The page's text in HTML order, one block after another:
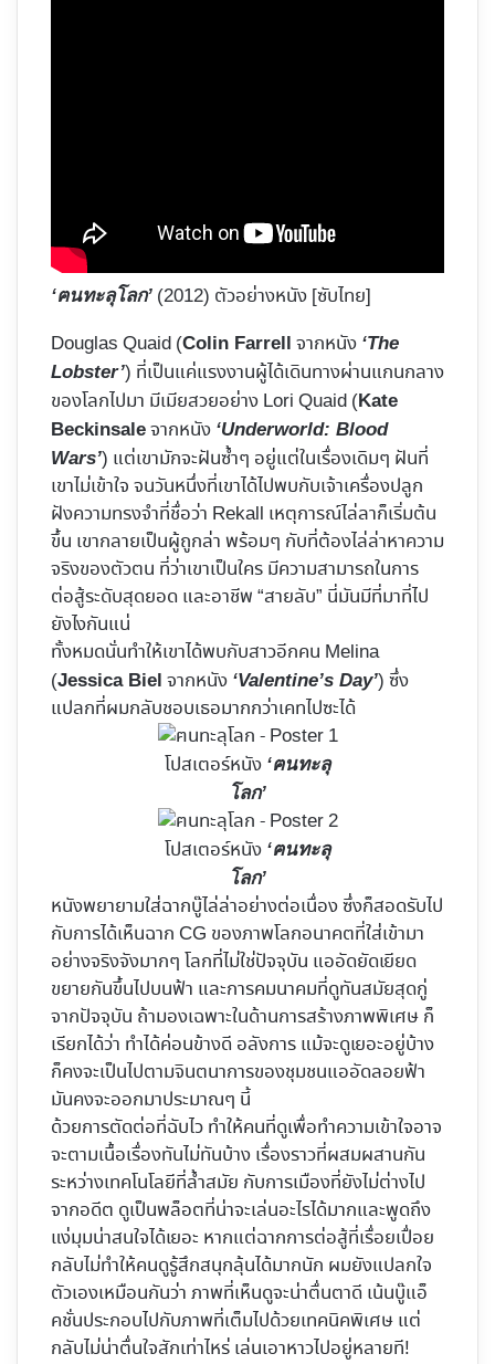
‘ฅนทะลุโลก’ (2012) ตัวอย่างหนัง [ซับไทย]
Douglas Quaid (Colin Farrell จากหนัง ‘The
Lobster’) ที่เป็นแค่แรงงานผู้ได้เดินทางผ่านแกนกลาง
ของโลกไปมา มีเมียสวยอย่าง Lori Quaid (Kate
Beckinsale จากหนัง ‘Underworld: Blood
Wars’) แต่เขามักจะฝันซ้ำๆ อยู่แต่ในเรื่องเดิมๆ ฝันที่
เขาไม่เข้าใจ จนวันหนึ่งที่เขาได้ไปพบกับเจ้าเครื่องปลูก
ฝังความทรงจำที่ชื่อว่า Rekall เหตุการณ์ไล่ลาก็เริ่มต้น
ขึ้น เขากลายเป็นผู้ถูกล่า พร้อมๆ กับที่ต้องไล่ล่าหาความ
จริงของตัวตน ที่ว่าเขาเป็นใคร มีความสามารถในการ
ต่อสู้ระดับสุดยอด และอาชีพ “สายลับ” นี่มันมีที่มาที่ไป
ยังไงกันแน่
ทั้งหมดนั่นทำให้เขาได้พบกับสาวอีกคน Melina
(Jessica Biel จากหนัง ‘Valentine’s Day’) ซึ่ง
แปลกที่ผมกลับชอบเธอมากกว่าเคทไปซะได้
โปสเตอร์หนัง ‘ฅนทะลุ
โลก’
โปสเตอร์หนัง ‘ฅนทะลุ
โลก’
หนังพยายามใส่ฉากบู๊ไล่ล่าอย่างต่อเนื่อง ซึ่งก็สอดรับไป
กับการได้เห็นฉาก CG ของภาพโลกอนาคตที่ใส่เข้ามา
อย่างจริงจังมากๆ โลกที่ไม่ใช่ปัจจุบัน แออัดยัดเยียด
ขยายกันขึ้นไปบนฟ้า และการคมนาคมที่ดูทันสมัยสุดกู่
จากปัจจุบัน ถ้ามองเฉพาะในด้านการสร้างภาพพิเศษ ก็
เรียกได้ว่า ทำได้ค่อนข้างดี อลังการ แม้จะดูเยอะอยู่บ้าง
ก็คงจะเป็นไปตามจินตนาการของชุมชนแออัดลอยฟ้า
มันคงจะออกมาประมาณๆ นี้
ด้วยการตัดต่อที่ฉับไว ทำให้คนที่ดูเพื่อทำความเข้าใจอาจ
จะตามเนื้อเรื่องทันไม่ทันบ้าง เรื่องราวที่ผสมผสานกัน
ระหว่างเทคโนโลยีที่ล้ำสมัย กับการเมืองที่ยังไม่ต่างไป
จากอดีต ดูเป็นพล็อตที่น่าจะเล่นอะไรได้มากและพูดถึง
แง่มุมน่าสนใจได้เยอะ หากแต่ฉากการต่อสู้ที่เรื่อยเปื่อย
กลับไม่ทำให้คนดูรู้สึกสนุกลุ้นได้มากนัก ผมยังแปลกใจ
ตัวเองเหมือนกันว่า ภาพที่เห็นดูจะน่าตื่นตาดี เน้นบู๊แอ็
คชั่นประกอบไปกับภาพที่เต็มไปด้วยเทคนิคพิเศษ แต่
กลับไม่น่าตื่นใจสักเท่าไหร่ เล่นเอาหาวไปอยู่หลายที!